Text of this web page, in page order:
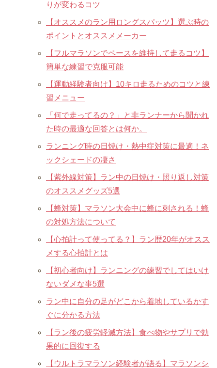
りが変わるコツ
【オススメのラン用ロングスパッツ】選ぶ時の
ポイントとオススメメーカー
【フルマラソンでペースを維持して走るコツ】
簡単な練習で克服可能
【運動経験者向け】10キロ走るためのコツと練
習メニュー
「何で走ってるの？」と非ランナーから聞かれ
た時の最適な回答とは何か。
ランニング時の日焼け・熱中症対策に最適！ネ
ックシェードの凄さ
【紫外線対策】ラン中の日焼け・照り返し対策
のオススメグッズ5選
【蜂対策】マラソン大会中に蜂に刺される！蜂
の対処方法について
【心拍計って使ってる？】ラン歴20年がオスス
メする心拍計とは
【初心者向け】ランニングの練習でしてはいけ
ないダメな事5選
ラン中に自分の足がどこから着地しているかす
ぐに分かる方法
【ラン後の疲労軽減方法】食べ物やサプリで効
果的に回復する
【ウルトラマラソン経験者が語る】マラソンシ